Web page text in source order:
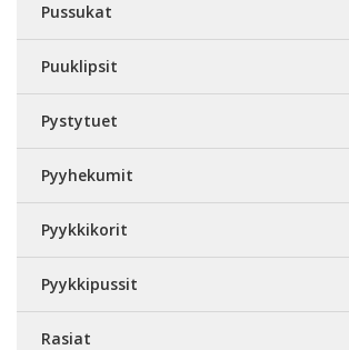
Pussukat
Puuklipsit
Pystytuet
Pyyhekumit
Pyykkikorit
Pyykkipussit
Rasiat